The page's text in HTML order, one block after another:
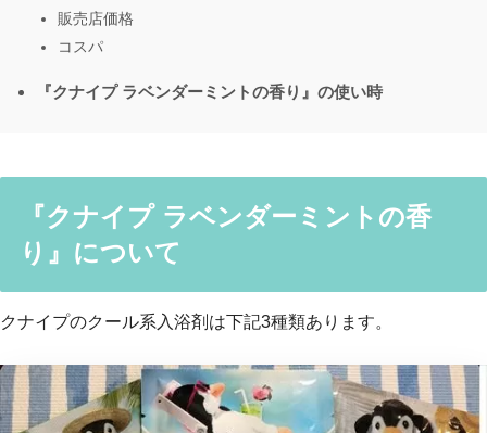
販売店価格
コスパ
『クナイプ ラベンダーミントの香り』の使い時
『クナイプ ラベンダーミントの香
り』について
クナイプのクール系入浴剤は下記3種類あります。